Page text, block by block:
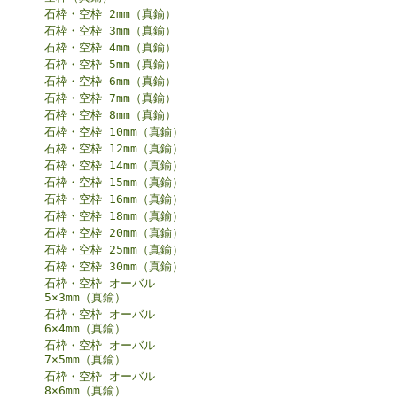
石枠・空枠 2mm（真鍮）
石枠・空枠 3mm（真鍮）
石枠・空枠 4mm（真鍮）
石枠・空枠 5mm（真鍮）
石枠・空枠 6mm（真鍮）
石枠・空枠 7mm（真鍮）
石枠・空枠 8mm（真鍮）
石枠・空枠 10mm（真鍮）
石枠・空枠 12mm（真鍮）
石枠・空枠 14mm（真鍮）
石枠・空枠 15mm（真鍮）
石枠・空枠 16mm（真鍮）
石枠・空枠 18mm（真鍮）
石枠・空枠 20mm（真鍮）
石枠・空枠 25mm（真鍮）
石枠・空枠 30mm（真鍮）
石枠・空枠 オーバル
5×3mm（真鍮）
石枠・空枠 オーバル
6×4mm（真鍮）
石枠・空枠 オーバル
7×5mm（真鍮）
石枠・空枠 オーバル
8×6mm（真鍮）